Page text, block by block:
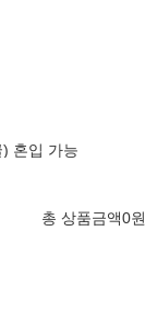
혼입 가능
총 상품금액0원